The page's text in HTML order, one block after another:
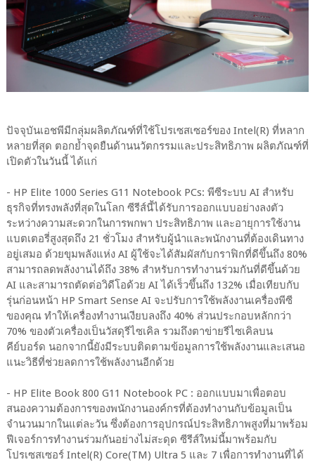
ปัจจุบันเอชพีมีกลุ่มผลิตภัณฑ์ที่ใช้โปรเซสเซอร์ของ Intel(R) ที่หลาก
หลายที่สุด ตอกย้ำจุดยืนด้านนวัตกรรมและประสิทธิภาพ ผลิตภัณฑ์ที่
เปิดตัวในวันนี้ ได้แก่
- HP Elite 1000 Series G11 Notebook PCs: พีซีระบบ AI สำหรับ
ธุรกิจที่ทรงพลังที่สุดในโลก ซีรีส์นี้ได้รับการออกแบบอย่างลงตัว
ระหว่างความสะดวกในการพกพา ประสิทธิภาพ และอายุการใช้งาน
แบตเตอรี่สูงสุดถึง 21 ชั่วโมง สำหรับผู้นำและพนักงานที่ต้องเดินทาง
อยู่เสมอ ด้วยขุมพลังแห่ง AI ผู้ใช้จะได้สัมผัสกับกราฟิกที่ดีขึ้นถึง 80%
สามารถลดพลังงานได้ถึง 38% สำหรับการทำงานร่วมกันที่ดีขึ้นด้วย
AI และสามารถตัดต่อวิดีโอด้วย AI ได้เร็วขึ้นถึง 132% เมื่อเทียบกับ
รุ่นก่อนหน้า HP Smart Sense AI จะปรับการใช้พลังงานเครื่องพีซี
ของคุณ ทำให้เครื่องทำงานเงียบลงถึง 40% ส่วนประกอบหลักกว่า
70% ของตัวเครื่องเป็นวัสดุรีไซเคิล รวมถึงตาข่ายรีไซเคิลบน
คีย์บอร์ด นอกจากนี้ยังมีระบบติดตามข้อมูลการใช้พลังงานและเสนอ
แนะวิธีที่ช่วยลดการใช้พลังงานอีกด้วย
- HP Elite Book 800 G11 Notebook PC : ออกแบบมาเพื่อตอบ
สนองความต้องการของพนักงานองค์กรที่ต้องทำงานกับข้อมูลเป็น
จำนวนมากในแต่ละวัน ซึ่งต้องการอุปกรณ์ประสิทธิภาพสูงที่มาพร้อม
ฟีเจอร์การทำงานร่วมกันอย่างไม่สะดุด ซีรีส์ใหม่นี้มาพร้อมกับ
โปรเซสเซอร์ Intel(R) Core(TM) Ultra 5 และ 7 เพื่อการทำงานที่ได้